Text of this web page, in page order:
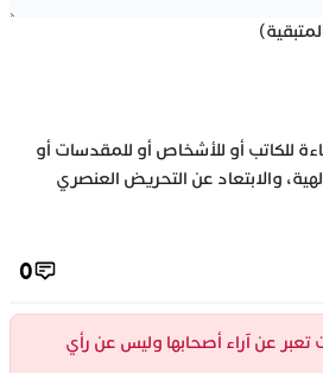
للكاتب أو للأشخاص أو للمقدسات أو
والابتعاد عن التحريض العنصري
0
تعبر عن آراء أصحابها وليس عن رأي